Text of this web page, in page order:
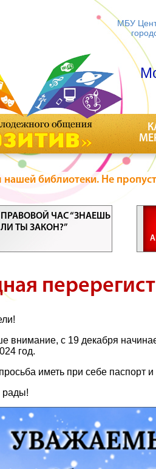
МБУ
библиотеки. Не
ПРАВОВОЙ ЧАС “ЗНАЕШЬ
ЛИ ТЫ ЗАКОН?”
с 19 декабря
год.
иметь при себе паспорт и
рады!